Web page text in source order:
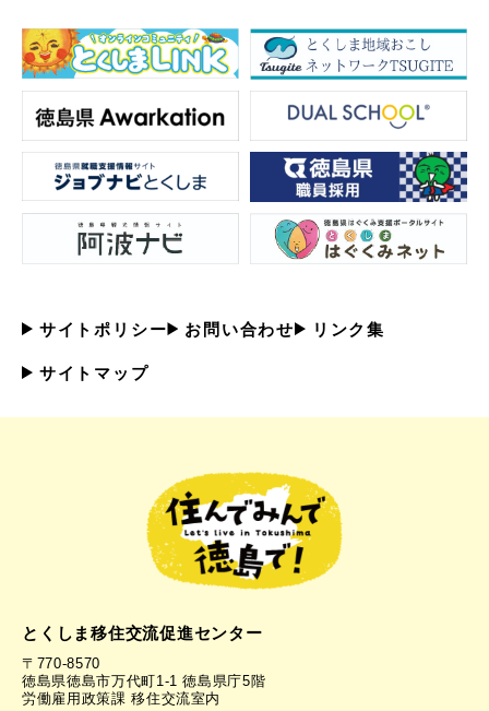
サイトポリシー お問い合わせ リンク集
サイトマップ
とくしま移住交流促進センター
〒770-8570
徳島県徳島市万代町1-1 徳島県庁5階
労働雇用政策課 移住交流室内